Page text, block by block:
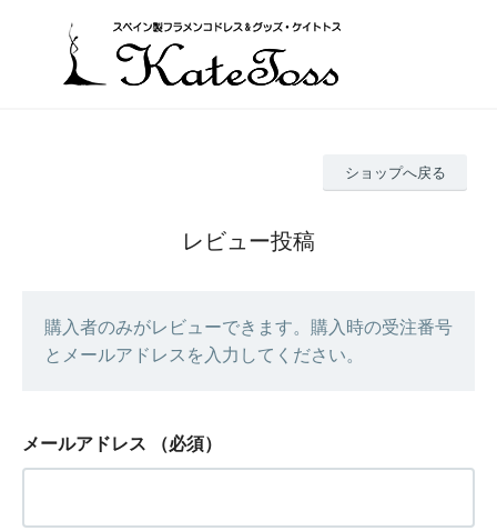
ショップへ戻る
レビュー投稿
購入者のみがレビューできます。購入時の受注番号
とメールアドレスを入力してください。
メールアドレス （必須）